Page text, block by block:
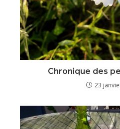
Chronique des
23